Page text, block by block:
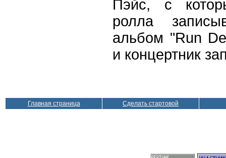
Пэйс, с
ролла
альбом "Run
и концертник
Главная страница Сделать стартовой